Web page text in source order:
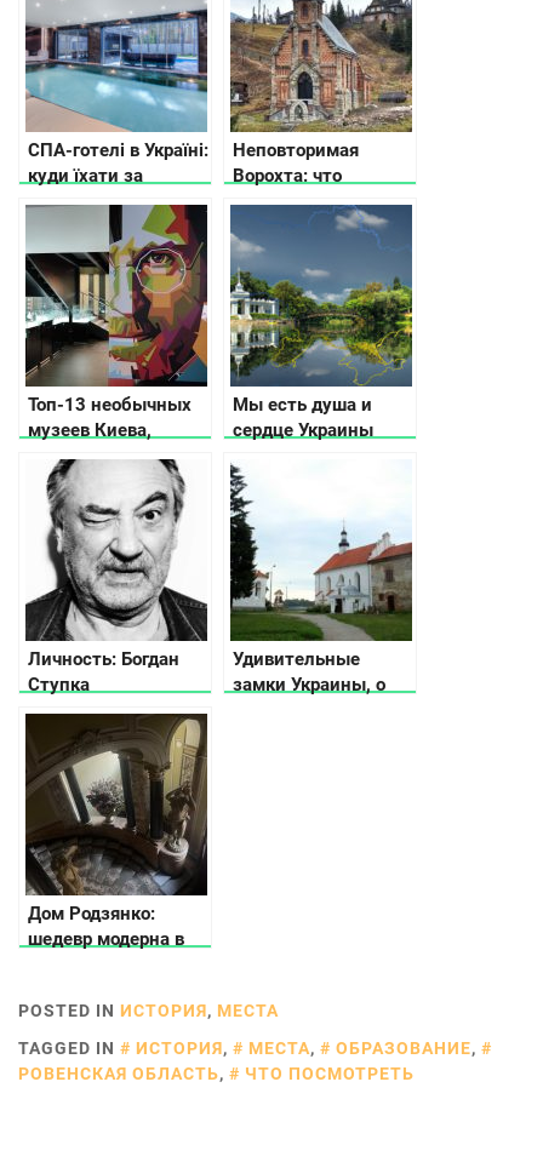
СПА-готелі в Україні:
куди їхати за
релаксом
Неповторимая
Ворохта: что
посмотреть и как
развлекаться
Топ-13 необычных
музеев Киева,
которые вас удивят
Мы есть душа и
сердце Украины
Личность: Богдан
Ступка
Удивительные
замки Украины, о
Дом Родзянко:
шедевр модерна в
POSTED IN ИСТОРИЯ, МЕСТА
TAGGED IN
ИСТОРИЯ, МЕСТА, ОБРАЗОВАНИЕ,
РОВЕНСКАЯ ОБЛАСТЬ, ЧТО ПОСМОТРЕТЬ